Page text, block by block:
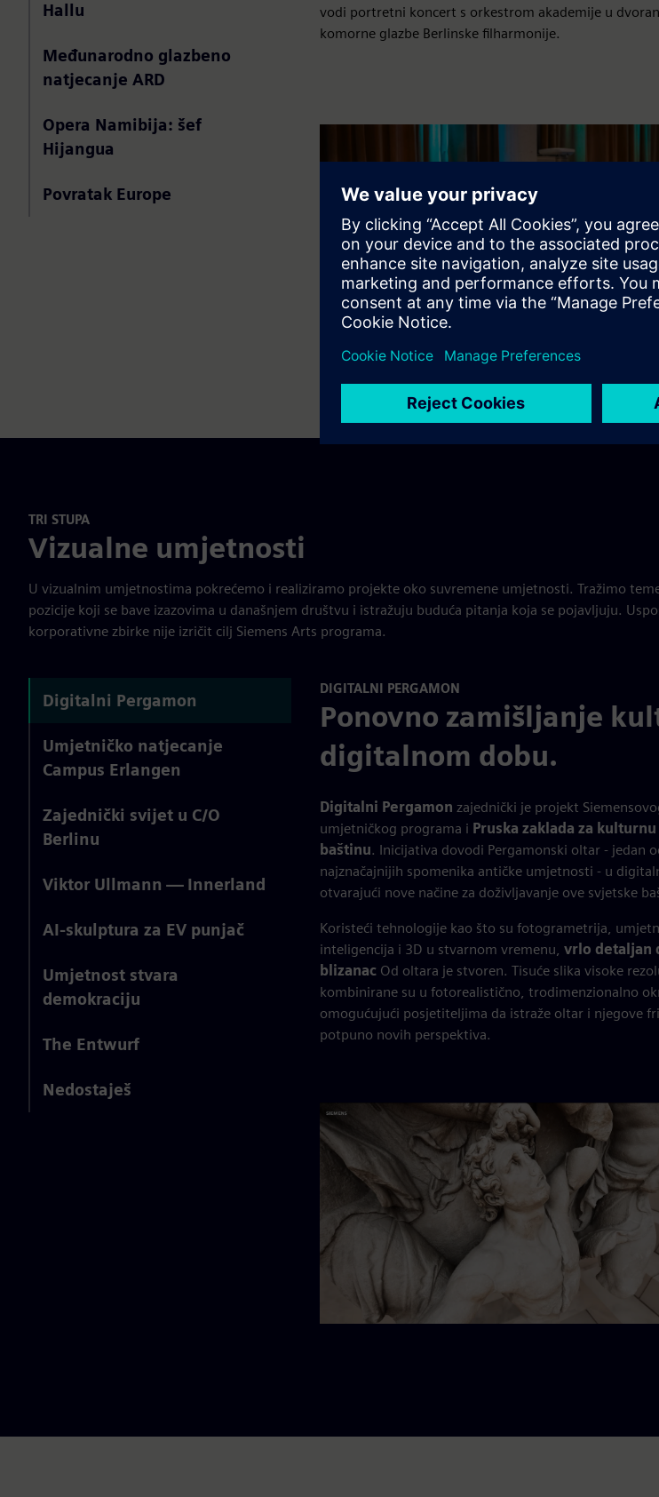
Hallu
Međunarodno glazbeno
natjecanje ARD
Opera Namibija: šef
Hijangua
Povratak Europe
vodi portretni koncert s orkestrom akademije u
komorne glazbe Berlinske filharmonije.
TRI STUPA
Vizualne umjetnosti
U vizualnim umjetnostima pokrećemo i realiziramo projekte oko suvremene umjetnosti. Tražimo
pozicije koji se bave izazovima u današnjem društvu i istražuju buduća pitanja koja se pojavljuju.
korporativne zbirke nije izričit cilj Siemens Arts programa.
Digitalni Pergamon
Umjetničko natjecanje
Campus Erlangen
Zajednički svijet u C/O
Berlinu
Viktor Ullmann — Innerland
AI-skulptura za EV punjač
Umjetnost stvara
demokraciju
The Entwurf
Nedostaješ
DIGITALNI PERGAMON
Ponovno zamišljanje
digitalnom dobu.
Digitalni Pergamon zajednički je projekt
umjetničkog programa i Pruska zaklada za kulturnu
baštinu. Inicijativa dovodi Pergamonski oltar - jedan
najznačajnijih spomenika antičke umjetnosti - u
otvarajući nove načine za doživljavanje ove svjetske
Koristeći tehnologije kao što su fotogrametrija,
inteligencija i 3D u stvarnom vremenu, vrlo detaljan
blizanac Od oltara je stvoren. Tisuće slika visoke
kombinirane su u fotorealistično, trodimenzionalno
omogućujući posjetiteljima da istraže oltar i njegove
potpuno novih perspektiva.